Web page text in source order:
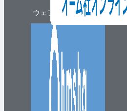
ウェブマガジン